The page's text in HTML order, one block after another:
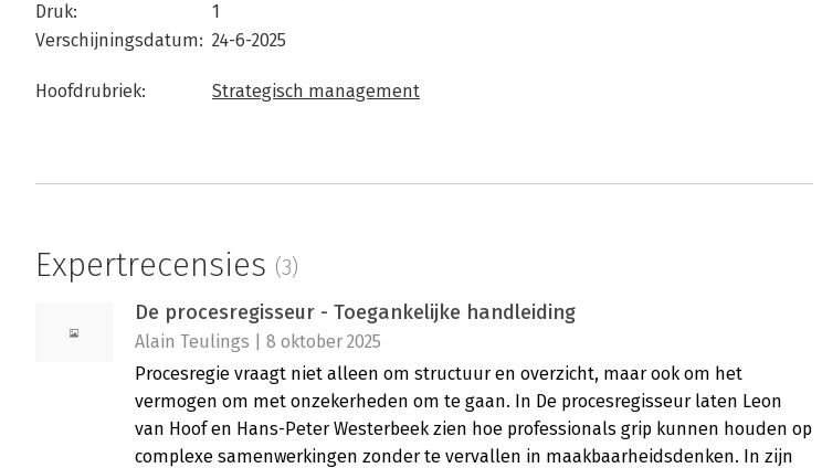
Druk:
1
Verschijningsdatum: 24-6-2025
Hoofdrubriek: Strategisch management
Expertrecensies (3)
De procesregisseur - Toegankelijke handleiding
Alain Teulings | 8 oktober 2025
Procesregie vraagt niet alleen om structuur en overzicht, maar ook om het
vermogen om met onzekerheden om te gaan. In De procesregisseur laten Leon
van Hoof en Hans-Peter Westerbeek zien hoe professionals grip kunnen houden op
complexe samenwerkingen zonder te vervallen in maakbaarheidsdenken. In zijn